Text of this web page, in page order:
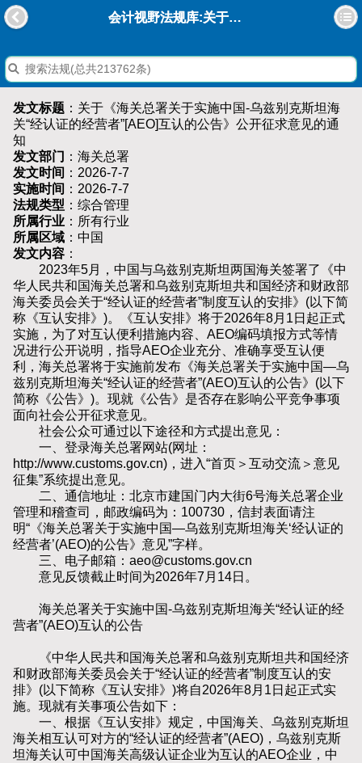
会计视野法规库:关于《海关总署关于实施中国-乌兹别克斯坦海关“经认证的经营者”[AEO]互认的公告》公开征求意见的通知
发文标题 ：关于《海关总署关于实施中国-乌兹别克斯坦海
关“经认证的经营者”[AEO]互认的公告》公开征求意见的通
知
发文部门 ：海关总署
发文时间 ：2026-7-7
实施时间 ：2026-7-7
法规类型 ：综合管理
所属行业 ：所有行业
所属区域 ：中国
发文内容 ：
2023年5月，中国与乌兹别克斯坦两国海关签署了《中
华人民共和国海关总署和乌兹别克斯坦共和国经济和财政部
海关委员会关于“经认证的经营者”制度互认的安排》(以下简
称《互认安排》)。《互认安排》将于2026年8月1日起正式
实施，为了对互认便利措施内容、AEO编码填报方式等情
况进行公开说明，指导AEO企业充分、准确享受互认便
利，海关总署将于实施前发布《海关总署关于实施中国—乌
兹别克斯坦海关“经认证的经营者”(AEO)互认的公告》(以下
简称《公告》)。现就《公告》是否存在影响公平竞争事项
面向社会公开征求意见。
社会公众可通过以下途径和方式提出意见：
一、登录海关总署网站(网址：
http://www.customs.gov.cn)，进入“首页＞互动交流＞意见
征集”系统提出意见。
二、通信地址：北京市建国门内大街6号海关总署企业
管理和稽查司，邮政编码为：100730，信封表面请注
明“《海关总署关于实施中国—乌兹别克斯坦海关‘经认证的
经营者’(AEO)的公告》意见”字样。
三、电子邮箱：aeo@customs.gov.cn
意见反馈截止时间为2026年7月14日。
海关总署关于实施中国-乌兹别克斯坦海关“经认证的经
营者”(AEO)互认的公告
《中华人民共和国海关总署和乌兹别克斯坦共和国经济
和财政部海关委员会关于“经认证的经营者”制度互认的安
排》(以下简称《互认安排》)将自2026年8月1日起正式实
施。现就有关事项公告如下：
一、根据《互认安排》规定，中国海关、乌兹别克斯坦
海关相互认可对方的“经认证的经营者”(AEO)，乌兹别克斯
坦海关认可中国海关高级认证企业为互认的AEO企业，中